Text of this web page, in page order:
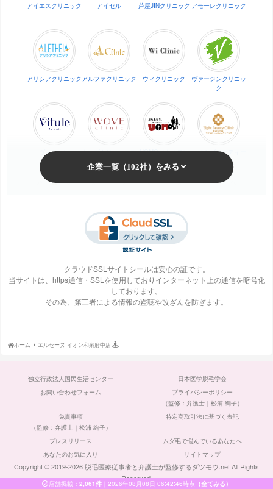
店舗掲載：2,061件 ｜2026年08月08日 06:42:46時点 （全てみる）
アイエスクリニック アイセル 芦屋JINクリニック アモーレクリニック
アリシアクリニック アルファクリニック ウィクリニック
ヴァージンクリニッ
ク
ヴィトゥレ
ウォブクリニック中
目黒
UOMO（ウオモ） エイトビューティー
クリニック
エステ・タイム エステティックTBC
S-Labo（エスラ
ボ）
エピレ エミナルクリニック エルクリニック
ック
ガーデンクリニック
カルミア美肌クリニ
川崎中央クリニック京都ビューティーク
リニック
クラウドSSLサイトシールは安心の証です。
当サイトは、https通信・SSLを使用しておりインターネット上の通信を暗号化
しております。
その為、第三者による情報の盗聴や改ざんを防ぎます。
ホーム エルセーヌ イオン和泉府中店
独立行政法人国民生活センター
日本医学脱毛学会
お問い合わせフォーム
プライバシーポリシー
（監修：弁護士｜松浦 絢子）
免責事項
（監修：弁護士｜松浦 絢子）
特定商取引法に基づく表記
プレスリリース
ムダ毛で悩んでいるあなたへ
あなたのお気に入り
サイトマップ
Copyright © 2019-2026 脱毛医療従事者と弁護士が監修するダツモウ.net All Rights
Reserved.